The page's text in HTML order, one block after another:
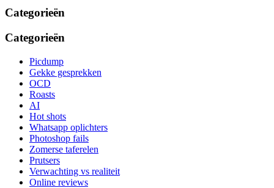
Categorieën
Categorieën
Picdump
Gekke gesprekken
OCD
Roasts
AI
Hot shots
Whatsapp oplichters
Photoshop fails
Zomerse taferelen
Prutsers
Verwachting vs realiteit
Online reviews